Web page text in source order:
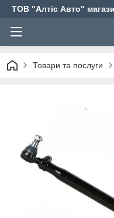
ТОВ "Алтіс Авто"
Товари та послуги